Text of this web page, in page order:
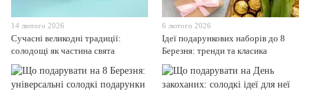
14 лютого 2026
Сучасні великодні традиції:
солодощі як частина свята
6 лютого 2026
Ідеї подарункових наборів до 8
Березня: тренди та класика